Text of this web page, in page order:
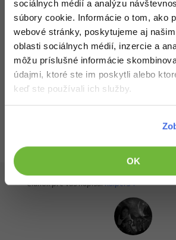
sociálnych médií a analýzu
súbory cookie. Informácie o tom, ako
webové stránky, poskytujeme aj
oblasti sociálnych médií, inzercie a
môžu príslušné informácie
údajmi, ktoré ste im poskytli alebo
keď ste používali ich služby.
OK
SEO -30%
UX
Business
-30%
Time management
Adobe Illustrator -80%
Adobe Lightroom
Adobe XD
-25%
Inkscape
Fotografovanie -80%
Médiá
Kariéra
Stiahnuť
Stiahnuté 229x (5 kB)
Aplikácia je vrátane zdrojových kódov
Všetky články v sekcii
Construct - slovenské / slovenský
Článok pre vás napísalRaiper34